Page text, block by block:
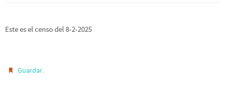
Este es el censo del 8-2-2025
Guardar.